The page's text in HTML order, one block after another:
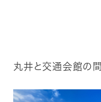
丸井と交通会館の